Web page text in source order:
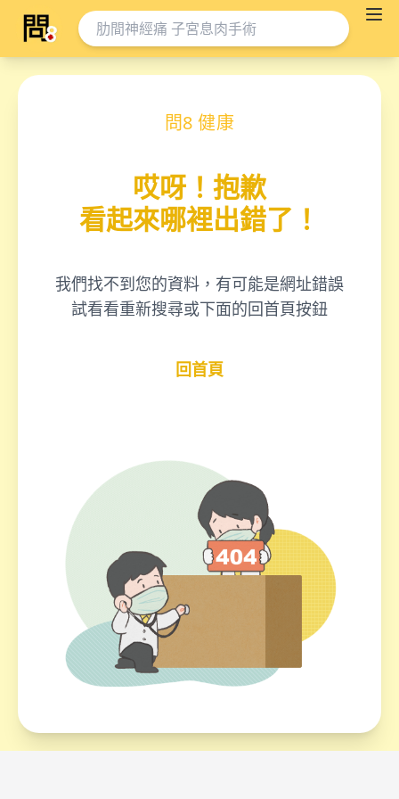
問8 健康
哎呀！抱歉
看起來哪裡出錯了！
我們找不到您的資料，有可能是網址錯誤
試看看重新搜尋或下面的回首頁按鈕
回首頁